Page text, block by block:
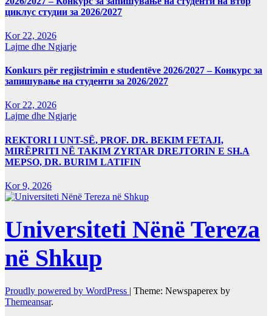
циклус студии за 2026/2027
Kor 22, 2026
Lajme dhe Ngjarje
Konkurs për regjistrimin e studentëve 2026/2027 – Конкурс за
запишување на студенти за 2026/2027
Kor 22, 2026
Lajme dhe Ngjarje
REKTORI I UNT-SË, PROF. DR. BEKIM FETAJI,
MIRËPRITI NË TAKIM ZYRTAR DREJTORIN E SH.A
MEPSO, DR. BURIM LATIFIN
Kor 9, 2026
Universiteti Nënë Tereza
në Shkup
Proudly powered by WordPress | Theme: Newspaperex by
Themeansar.